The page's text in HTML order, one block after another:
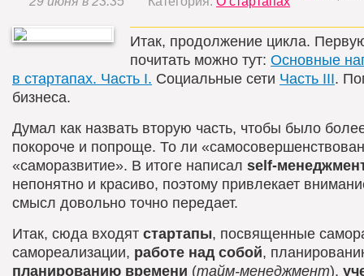
Итак, продолжение цикла.
почитать можно тут: Основные
в стартапах. Часть I. Социальные сети Часть III.
бизнеса.
Думал как назвать вторую часть, чтобы было
покороче и попроще. То ли
«саморазвитие». В итоге написал self-
непонятно и красиво, поэтому привлекает
смысл довольно точно передает.
Итак, сюда входят стартапы, посвященные
самореализации, работе над собой,
планированию времени (тайм-менеджмент),